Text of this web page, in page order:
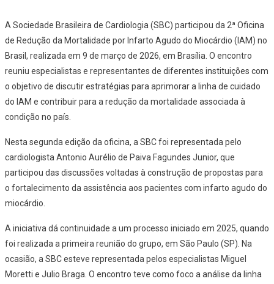
A Sociedade Brasileira de Cardiologia (SBC) participou da 2ª Oficina
de Redução da Mortalidade por Infarto Agudo do Miocárdio (IAM) no
Brasil, realizada em 9 de março de 2026, em Brasília. O encontro
reuniu especialistas e representantes de diferentes instituições com
o objetivo de discutir estratégias para aprimorar a linha de cuidado
do IAM e contribuir para a redução da mortalidade associada à
condição no país.
Nesta segunda edição da oficina, a SBC foi representada pelo
cardiologista Antonio Aurélio de Paiva Fagundes Junior, que
participou das discussões voltadas à construção de propostas para
o fortalecimento da assistência aos pacientes com infarto agudo do
miocárdio.
A iniciativa dá continuidade a um processo iniciado em 2025, quando
foi realizada a primeira reunião do grupo, em São Paulo (SP). Na
ocasião, a SBC esteve representada pelos especialistas Miguel
Moretti e Julio Braga. O encontro teve como foco a análise da linha